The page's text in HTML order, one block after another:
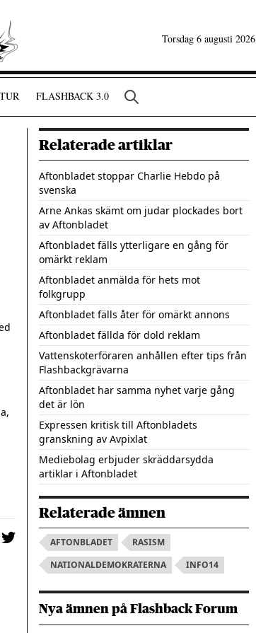
Torsdag 6 augusti 2026
FLASHBACK 3.0
Relaterade artiklar
Aftonbladet stoppar Charlie Hebdo på
svenska
Arne Ankas skämt om judar plockades bort
av Aftonbladet
Aftonbladet fälls ytterligare en gång för
omärkt reklam
Aftonbladet anmälda för hets mot
folkgrupp
Aftonbladet fälls åter för omärkt annons
Aftonbladet fällda för dold reklam
Vattenskoterföraren anhållen efter tips från
Flashbackgrävarna
Aftonbladet har samma nyhet varje gång
det är lön
Expressen kritisk till Aftonbladets
granskning av Avpixlat
Mediebolag erbjuder skräddarsydda
artiklar i Aftonbladet
Relaterade ämnen
AFTONBLADET
RASISM
NATIONALDEMOKRATERNA
INFO14
Nya ämnen på Flashback Forum